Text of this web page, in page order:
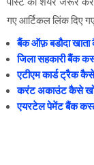
गए आर्टिकल लिंक दिए
बैंक ऑफ़ बडौदा
जिला सहकारी बैंक
एटीएम कार्ड ट्रैक
करंट अकाउंट कैसे
एयरटेल पेमेंट बैंक